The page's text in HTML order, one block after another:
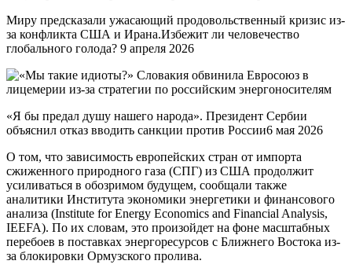
Миру предсказали ужасающий продовольственный кризис из-
за конфликта США и Ирана.Избежит ли человечество
глобального голода? 9 апреля 2026
«Я бы предал душу нашего народа». Президент Сербии
объяснил отказ вводить санкции против России6 мая 2026
О том, что зависимость европейских стран от импорта
сжиженного природного газа (СПГ) из США продолжит
усиливаться в обозримом будущем, сообщали также
аналитики Института экономики энергетики и финансового
анализа (Institute for Energy Economics and Financial Analysis,
IEEFA). По их словам, это произойдет на фоне масштабных
перебоев в поставках энергоресурсов с Ближнего Востока из-
за блокировки Ормузского пролива.